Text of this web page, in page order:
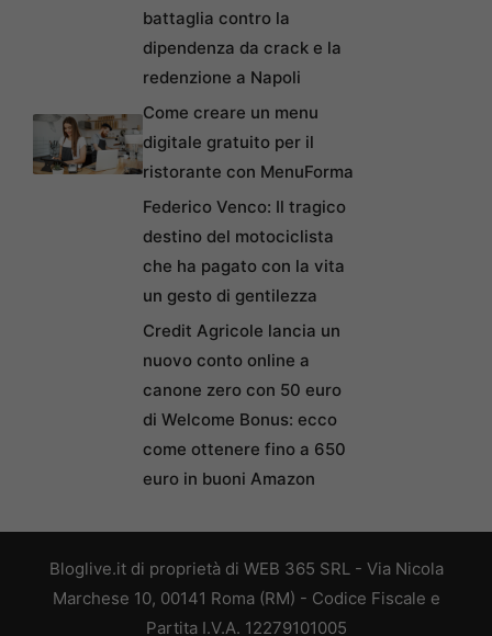
battaglia contro la
dipendenza da crack e la
redenzione a Napoli
Come creare un menu
digitale gratuito per il
ristorante con MenuForma
Federico Venco: Il tragico
destino del motociclista
che ha pagato con la vita
un gesto di gentilezza
Credit Agricole lancia un
nuovo conto online a
canone zero con 50 euro
di Welcome Bonus: ecco
come ottenere fino a 650
euro in buoni Amazon
Bloglive.it di proprietà di WEB 365 SRL - Via Nicola
Marchese 10, 00141 Roma (RM) - Codice Fiscale e
Partita I.V.A. 12279101005